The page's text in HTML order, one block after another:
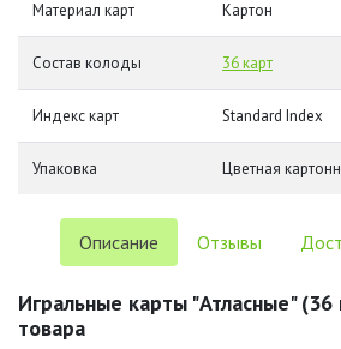
Материал карт Картон
Состав колоды 36 карт
Индекс карт Standard Index
Упаковка Цветная
Описание Отзывы
Игральные карты "Атласные"
товара